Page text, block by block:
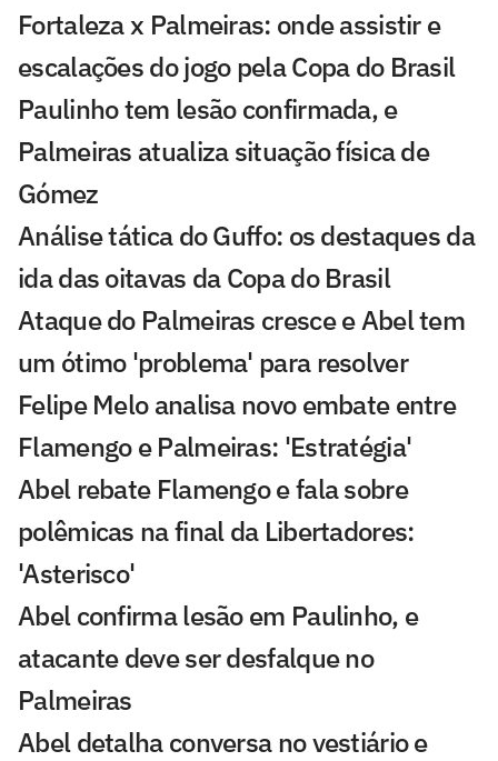
Fortaleza x Palmeiras: onde assistir e
escalações do jogo pela Copa do Brasil
Paulinho tem lesão confirmada, e
Palmeiras atualiza situação física de
Gómez
Análise tática do Guffo: os destaques da
ida das oitavas da Copa do Brasil
Ataque do Palmeiras cresce e Abel tem
um ótimo 'problema' para resolver
Felipe Melo analisa novo embate entre
Flamengo e Palmeiras: 'Estratégia'
Abel rebate Flamengo e fala sobre
polêmicas na final da Libertadores:
'Asterisco'
Abel confirma lesão em Paulinho, e
atacante deve ser desfalque no
Palmeiras
Abel detalha conversa no vestiário e